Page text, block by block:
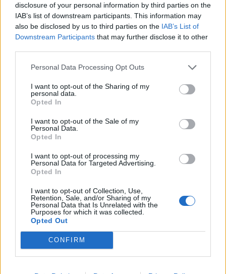
disclosure of your personal information by third parties on the
IAB’s list of downstream participants. This information may
also be disclosed by us to third parties on the IAB’s List of
Downstream Participants that may further disclose it to other
Personal Data Processing Opt Outs
I want to opt-out of the Sharing of my
personal data.
Opted In
I want to opt-out of the Sale of my
Personal Data.
Opted In
I want to opt-out of processing my
Personal Data for Targeted Advertising.
Opted In
I want to opt-out of Collection, Use,
Retention, Sale, and/or Sharing of my
Personal Data that Is Unrelated with the
Purposes for which it was collected.
Opted Out
CONFIRM
Σχετικά Άρθρα